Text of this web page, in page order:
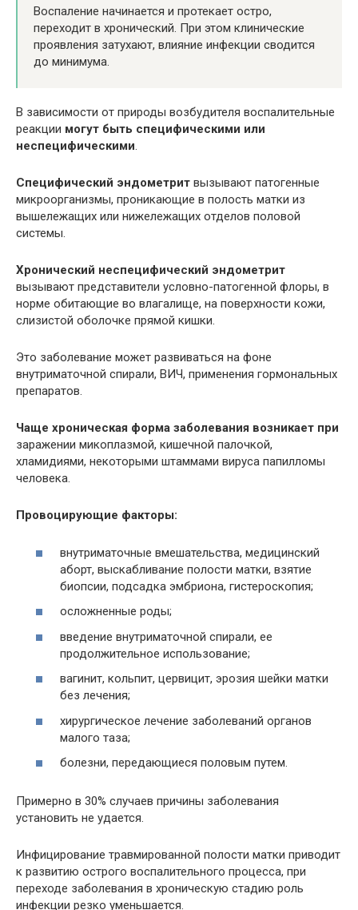
Воспаление начинается и протекает остро,
переходит в хронический. При этом клинические
проявления затухают, влияние инфекции сводится
до минимума.
В зависимости от природы возбудителя воспалительные
реакции могут быть специфическими или
неспецифическими.
Специфический эндометрит вызывают патогенные
микроорганизмы, проникающие в полость матки из
вышележащих или нижележащих отделов половой
системы.
Хронический неспецифический эндометрит
вызывают представители условно-патогенной флоры, в
норме обитающие во влагалище, на поверхности кожи,
слизистой оболочке прямой кишки.
Это заболевание может развиваться на фоне
внутриматочной спирали, ВИЧ, применения гормональных
препаратов.
Чаще хроническая форма заболевания возникает при
заражении микоплазмой, кишечной палочкой,
хламидиями, некоторыми штаммами вируса папилломы
человека.
Провоцирующие факторы:
внутриматочные вмешательства, медицинский
аборт, выскабливание полости матки, взятие
биопсии, подсадка эмбриона, гистероскопия;
осложненные роды;
введение внутриматочной спирали, ее
продолжительное использование;
вагинит, кольпит, цервицит, эрозия шейки матки
без лечения;
хирургическое лечение заболеваний органов
малого таза;
болезни, передающиеся половым путем.
Примерно в 30% случаев причины заболевания
установить не удается.
Инфицирование травмированной полости матки приводит
к развитию острого воспалительного процесса, при
переходе заболевания в хроническую стадию роль
инфекции резко уменьшается.